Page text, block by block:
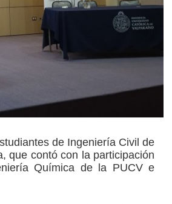
de Ingeniería Civil de
que contó con la participación
Química de la PUCV e